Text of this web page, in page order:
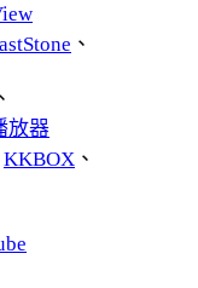
、
、
放器
KKBOX 、